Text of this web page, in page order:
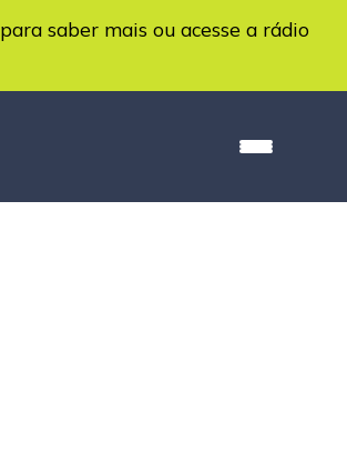
para saber mais ou acesse a rádio